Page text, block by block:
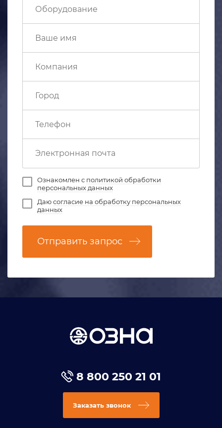
Ознакомлен с политикой обработки
персональных данных
Даюсогласие на обработку персональных
данных
Отправить запрос
8 800 250 21 01
Заказать звонок